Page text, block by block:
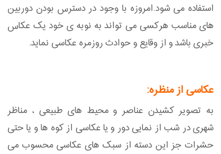
استفاده می شود.امروزه با وجود در دسترس بودن دوربین
های مناسب هرکسی می تواند به نوبه ی خود یک عکاس
خبری باشد و از وقایع و حوادث روزمره عکاسی نماید.
عکاسی از منظره:
به تصویر کشیدن عناصر و محیط های طبیعی ، مناظر
شهری در شب از نمایی دور و یا عکاسی از کوه ها و یا حتی
حشرات جز این دسته از سبک های عکاسی محسوب می